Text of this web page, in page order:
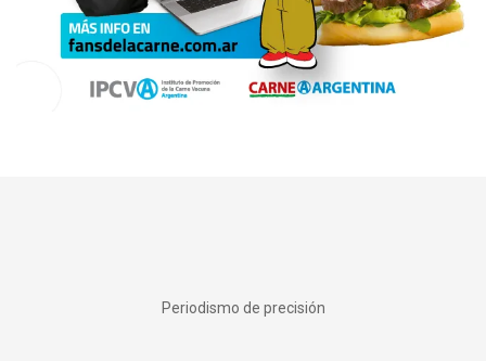
Periodismo de precisión